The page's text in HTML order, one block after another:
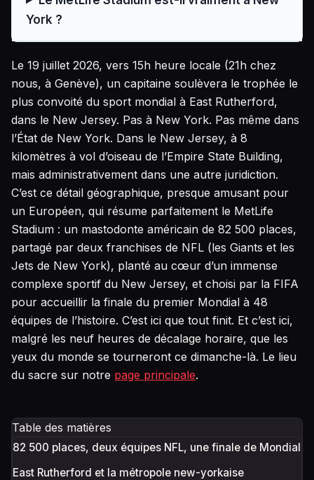
York ?
Le 19 juillet 2026, vers 15h heure locale (21h chez
nous, à Genève), un capitaine soulèvera le trophée le
plus convoité du sport mondial à East Rutherford,
dans le New Jersey. Pas à New York. Pas même dans
l’État de New York. Dans le New Jersey, à 8
kilomètres à vol d’oiseau de l’Empire State Building,
mais administrativement dans une autre juridiction.
C’est ce détail géographique, presque amusant pour
un Européen, qui résume parfaitement le MetLife
Stadium : un mastodonte américain de 82 500 places,
partagé par deux franchises de NFL (les Giants et les
Jets de New York), planté au cœur d’un immense
complexe sportif du New Jersey, et choisi par la FIFA
pour accueillir la finale du premier Mondial à 48
équipes de l’histoire. C’est ici que tout finit. Et c’est ici,
malgré les neuf heures de décalage horaire, que les
yeux du monde se tourneront ce dimanche-là. Le lieu
du sacre sur notre page principale.
Table des matières
82 500 places, deux équipes NFL, une finale de Mondial
East Rutherford et la métropole new-yorkaise